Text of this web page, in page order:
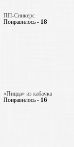
ПП-Сникерс
Понравилось - 18
«Пицца» из кабачка
Понравилось - 16